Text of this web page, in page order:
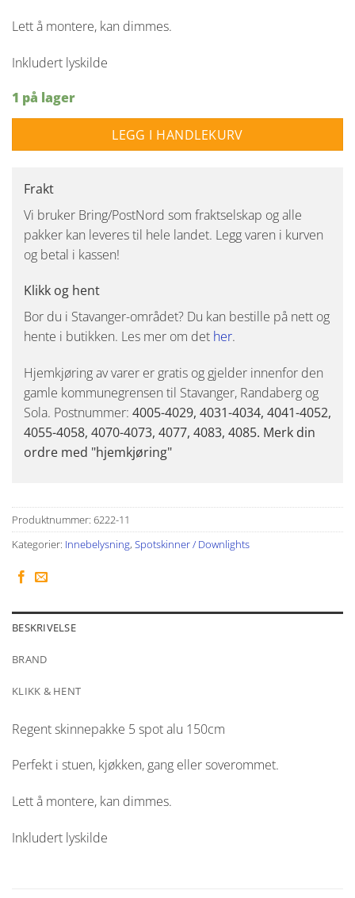
Lett å montere, kan dimmes.
Inkludert lyskilde
1 på lager
LEGG I HANDLEKURV
Frakt
Vi bruker Bring/PostNord som fraktselskap og alle
pakker kan leveres til hele landet. Legg varen i kurven
og betal i kassen!
Klikk og hent
Bor du i Stavanger-området? Du kan bestille på nett og
hente i butikken. Les mer om det her.
Hjemkjøring av varer er gratis og gjelder innenfor den
gamle kommunegrensen til Stavanger, Randaberg og
Sola. Postnummer: 4005-4029, 4031-4034, 4041-4052,
4055-4058, 4070-4073, 4077, 4083, 4085. Merk din
ordre med "hjemkjøring"
Produktnummer: 6222-11
Kategorier: Innebelysning, Spotskinner / Downlights
BESKRIVELSE
BRAND
KLIKK & HENT
Regent skinnepakke 5 spot alu 150cm
Perfekt i stuen, kjøkken, gang eller soverommet.
Lett å montere, kan dimmes.
Inkludert lyskilde